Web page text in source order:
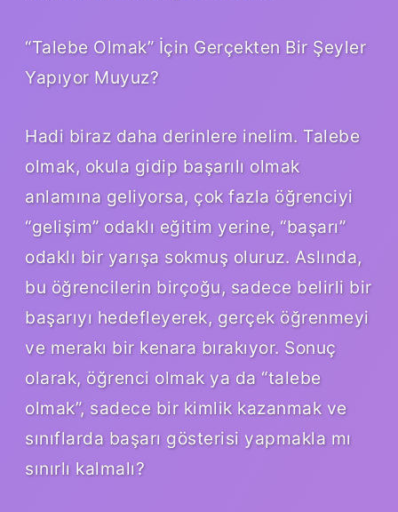
“Talebe Olmak” İçin Gerçekten Bir Şeyler
Yapıyor Muyuz?
Hadi biraz daha derinlere inelim. Talebe
olmak, okula gidip başarılı olmak
anlamına geliyorsa, çok fazla öğrenciyi
“gelişim” odaklı eğitim yerine, “başarı”
odaklı bir yarışa sokmuş oluruz. Aslında,
bu öğrencilerin birçoğu, sadece belirli bir
başarıyı hedefleyerek, gerçek öğrenmeyi
ve merakı bir kenara bırakıyor. Sonuç
olarak, öğrenci olmak ya da “talebe
olmak”, sadece bir kimlik kazanmak ve
sınıflarda başarı gösterisi yapmakla mı
sınırlı kalmalı?